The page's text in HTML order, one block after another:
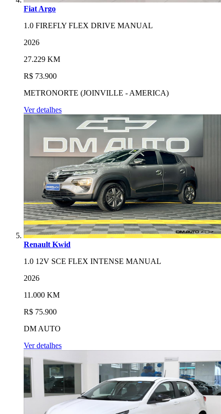
Fiat Argo
1.0 FIREFLY FLEX DRIVE MANUAL
2026
27.229 KM
R$ 73.900
METRONORTE (JOINVILLE - AMERICA)
Ver detalhes
Renault Kwid
1.0 12V SCE FLEX INTENSE MANUAL
2026
11.000 KM
R$ 75.900
DM AUTO
Ver detalhes